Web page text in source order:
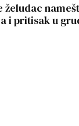
želudac
i pritisak u